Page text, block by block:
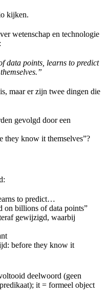
kijken.
wetenschap en technologie
data points, learns to predict
maar er zijn twee dingen die
gevolgd door een
they know it themselves”?
to predict…
on billions of data points”
gewijzigd, waarbij
before they know it
deelwoord (geen
it = formeel object